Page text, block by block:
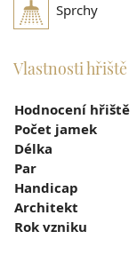
Sprchy
Vlastnosti hřiště
Hodnocení hřiště
Počet jamek
Délka
Par
Handicap
Architekt
Rok vzniku